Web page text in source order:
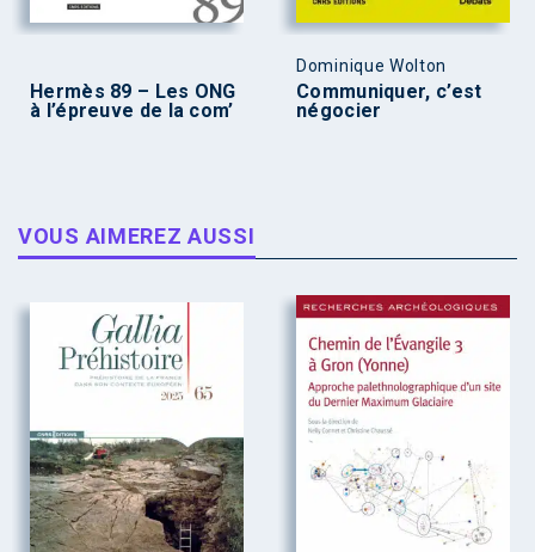
Hermès 89 – Les ONG
à l’épreuve de la com’
Dominique Wolton
Communiquer, c’est
négocier
VOUS AIMEREZ AUSSI